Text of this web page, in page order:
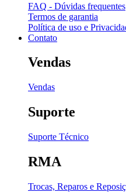
FAQ - Dúvidas frequentes
Termos de garantia
Política de uso e
Contato
Vendas
Vendas
Suporte
Suporte Técnico
RMA
Trocas, Reparos e